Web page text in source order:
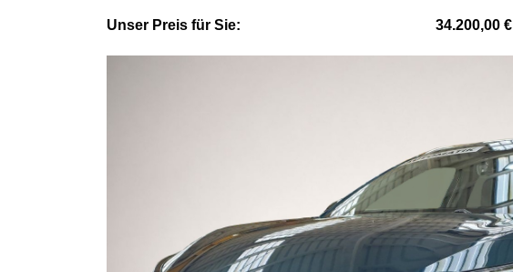
Unser Preis für Sie: 34.200,00 €